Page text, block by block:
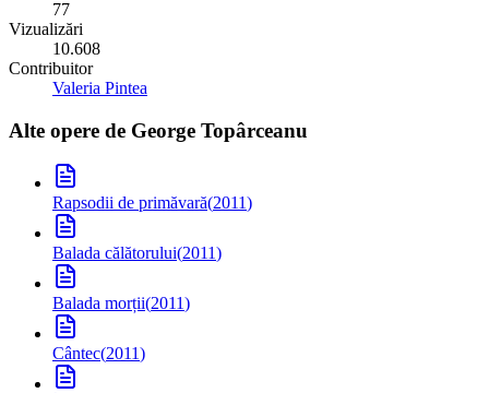
77
Vizualizări
10.608
Contribuitor
Valeria Pintea
Alte opere de George Topârceanu
Rapsodii de primăvară(2011)
Balada călătorului(2011)
Balada morții(2011)
Cântec(2011)